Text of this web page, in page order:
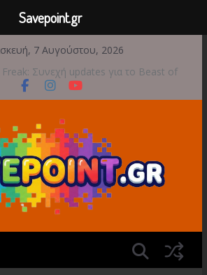
7 Αυγούστου, 2026
Συνεχή updates για το Beast of
μετά την ανάμεικτη υποδοχή
περιπέτεια συνεχίζεται στο
τους ουρανούς με το Wild Blue
αυτό το φθινόπωρο
και παιχνίδι για όλη την οικογένεια!
1η Σεπτεμβρίου το Crimson Moon
Savepoint.gr